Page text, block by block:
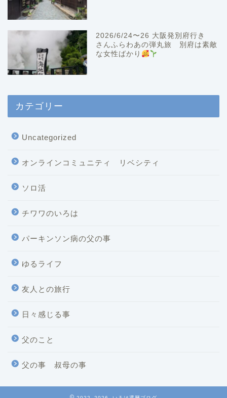
2026/6/24〜26 大阪発別府行き
さんふらわあの弾丸旅 別府は素敵
な女性ばかり
カテゴリー
Uncategorized
オンラインコミュニティ リベシティ
ソロ活
チワワのいろは
パーキンソン病の父の事
ゆるライフ
友人との旅行
日々感じる事
父のこと
父の事 叔母の事